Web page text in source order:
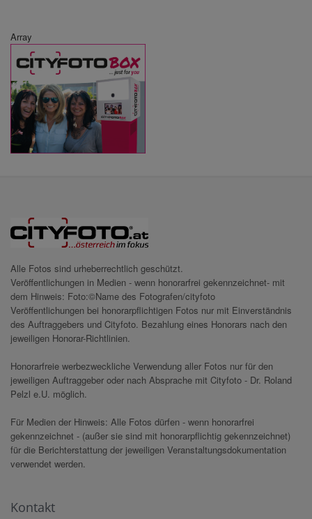
Array
Alle Fotos sind urheberrechtlich geschützt.
Veröffentlichungen in Medien - wenn honorarfrei gekennzeichnet- mit
dem Hinweis: Foto:©Name des Fotografen/cityfoto
Veröffentlichungen bei honorarpflichtigen Fotos nur mit Einverständnis
des Auftraggebers und Cityfoto. Bezahlung eines Honorars nach den
jeweiligen Honorar-Richtlinien.
Honorarfreie werbezweckliche Verwendung aller Fotos nur für den
jeweiligen Auftraggeber oder nach Absprache mit Cityfoto - Dr. Roland
Pelzl e.U. möglich.
Für Medien der Hinweis: Alle Fotos dürfen - wenn honorarfrei
gekennzeichnet - (außer sie sind mit honorarpflichtig gekennzeichnet)
für die Berichterstattung der jeweiligen Veranstaltungsdokumentation
verwendet werden.
Kontakt